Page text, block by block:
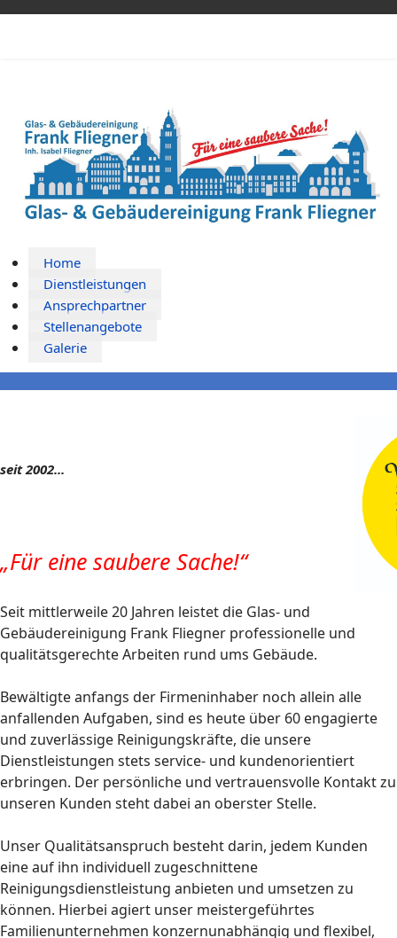
Home
Dienstleistungen
Ansprechpartner
Stellenangebote
Galerie
seit 2002...
„Für eine saubere Sache!“
Seit mittlerweile 20 Jahren leistet die Glas- und
Gebäudereinigung Frank Fliegner professionelle und
qualitätsgerechte Arbeiten rund ums Gebäude.
Bewältigte anfangs der Firmeninhaber noch allein alle
anfallenden Aufgaben, sind es heute über 60 engagierte
und zuverlässige Reinigungskräfte, die unsere
Dienstleistungen stets service- und kundenorientiert
erbringen. Der persönliche und vertrauensvolle Kontakt zu
unseren Kunden steht dabei an oberster Stelle.
Unser Qualitätsanspruch besteht darin, jedem Kunden
eine auf ihn individuell zugeschnittene
Reinigungsdienstleistung anbieten und umsetzen zu
können. Hierbei agiert unser meistergeführtes
Familienunternehmen konzernunabhängig und flexibel,